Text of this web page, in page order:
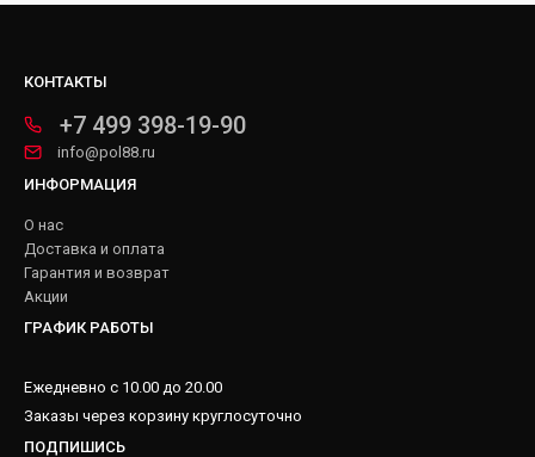
КОНТАКТЫ
+7 499 398-19-90
info@pol88.ru
ИНФОРМАЦИЯ
О нас
Доставка и оплата
Гарантия и возврат
Акции
ГРАФИК РАБОТЫ
Ежедневно с 10.00 до 20.00
Заказы через корзину круглосуточно
ПОДПИШИСЬ